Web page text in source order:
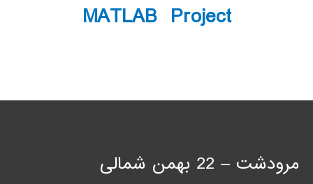
MATLAB Project
مرودشت – 22 بهمن شمالی